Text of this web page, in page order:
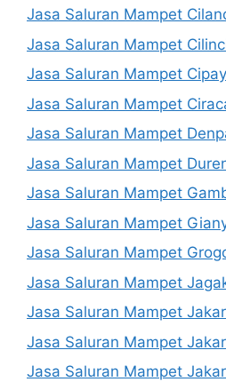
Jasa Saluran Mampet
Jasa Saluran Mampet
Jasa Saluran Mampet
Jasa Saluran Mampet
Jasa Saluran Mampet
Jasa Saluran Mampet
Jasa Saluran Mampet
Jasa Saluran Mampet
Jasa Saluran Mampet
Jasa Saluran Mampet
Jasa Saluran Mampet
Jasa Saluran Mampet
Jasa Saluran Mampet